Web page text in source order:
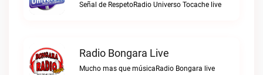
Señal de RespetoRadio Universo Tocache live
Radio Bongara Live
Mucho mas que músicaRadio Bongara live